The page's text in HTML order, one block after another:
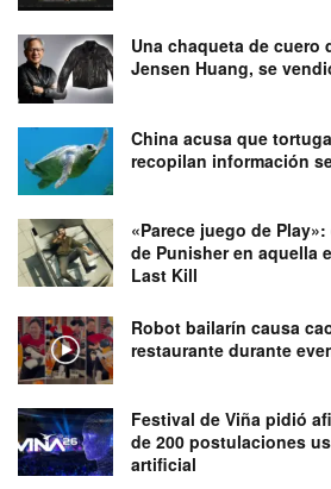
Una chaqueta de cuero
Jensen Huang, se
China acusa que
recopilan información
«Parece juego de
de Punisher en aquella
Last Kill
Robot bailarín causa
restaurante durante
Festival de Viña pidió
de 200 postulaciones
artificial